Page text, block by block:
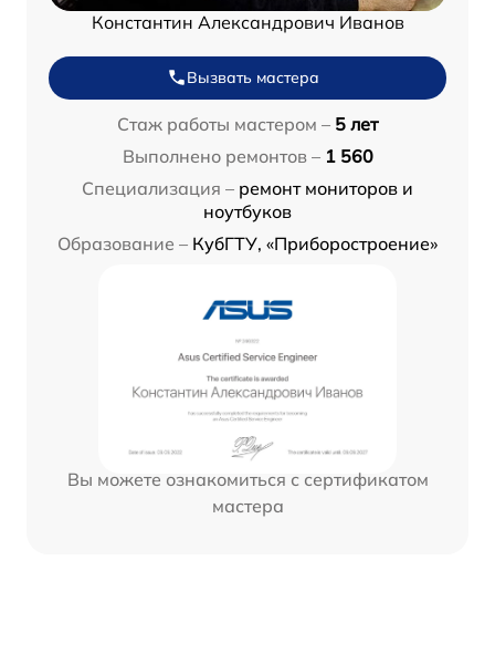
Константин Александрович Иванов
Вызвать мастера
Стаж работы мастером – 5 лет
Выполнено ремонтов – 1 560
Специализация – ремонт мониторов и
ноутбуков
Образование – КубГТУ, «Приборостроение»
Вы можете ознакомиться с сертификатом
мастера